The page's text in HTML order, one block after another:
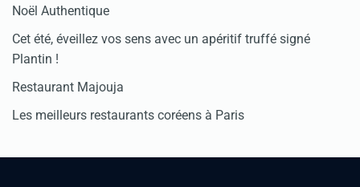
Noël Authentique
Cet été, éveillez vos sens avec un apéritif truffé signé
Plantin !
Restaurant Majouja
Les meilleurs restaurants coréens à Paris